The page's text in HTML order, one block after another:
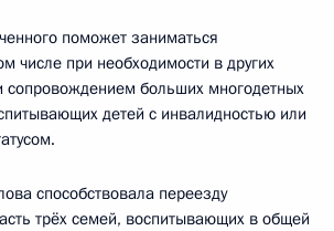
поможет заниматься
числе при необходимости в других
сопровождением больших многодетных
детей с инвалидностью или
способствовала переезду
трёх семей, воспитывающих в общей